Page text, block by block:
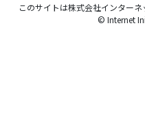
このサイトは株式会社インターネ
© Internet